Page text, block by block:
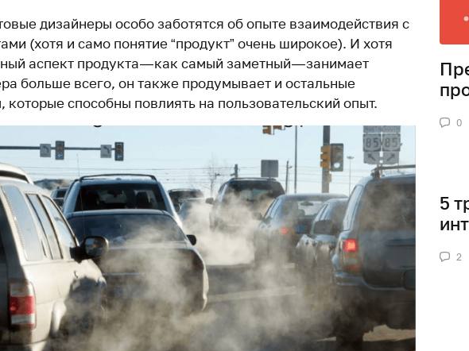
дизайнеры особо заботятся об опыте взаимодействия с
(хотя и само понятие “продукт” очень широкое). И хотя
аспект продукта — как самый заметный — занимает
больше всего, он также продумывает и остальные
которые способны повлиять на пользовательский опыт.
0
5
2